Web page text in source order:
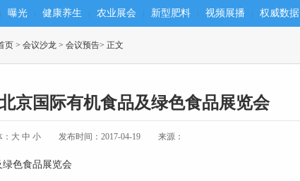
曝光 健康养生 农业展会 新型肥料 视频展播 权威数据
页 > 会议沙龙 > 会议预告> 正文
京国际有机食品及绿色食品展览会
大 中 小 发布时间：2017-04-19 来源：
绿色食品展览会